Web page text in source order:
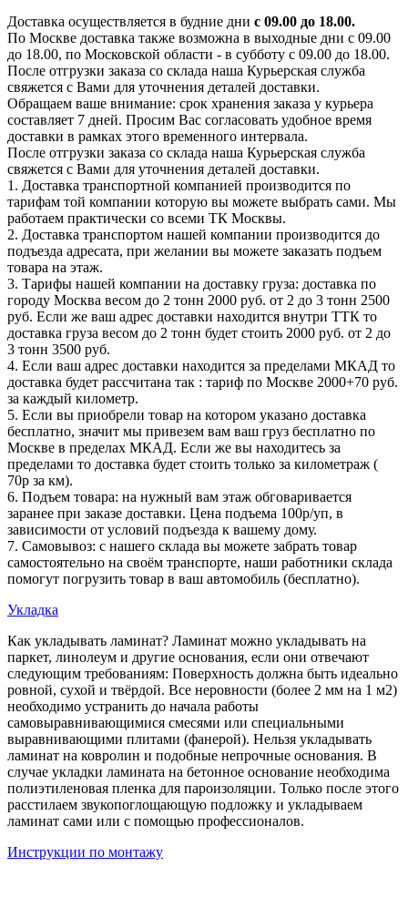
Доставка осуществляется в будние дни с 09.00 до 18.00.
По Москве доставка также возможна в выходные дни с 09.00
до 18.00, по Московской области - в субботу с 09.00 до 18.00.
После отгрузки заказа со склада наша Курьерская служба
свяжется с Вами для уточнения деталей доставки.
Обращаем ваше внимание: срок хранения заказа у курьера
составляет 7 дней. Просим Вас согласовать удобное время
доставки в рамках этого временного интервала.
После отгрузки заказа со склада наша Курьерская служба
свяжется с Вами для уточнения деталей доставки.
1. Доставка транспортной компанией производится по
тарифам той компании которую вы можете выбрать сами. Мы
работаем практически со всеми ТК Москвы.
2. Доставка транспортом нашей компании производится до
подъезда адресата, при желании вы можете заказать подъем
товара на этаж.
3. Тарифы нашей компании на доставку груза: доставка по
городу Москва весом до 2 тонн 2000 руб. от 2 до 3 тонн 2500
руб. Если же ваш адрес доставки находится внутри ТТК то
доставка груза весом до 2 тонн будет стоить 2000 руб. от 2 до
3 тонн 3500 руб.
4. Если ваш адрес доставки находится за пределами МКАД то
доставка будет рассчитана так : тариф по Москве 2000+70 руб.
за каждый километр.
5. Если вы приобрели товар на котором указано доставка
бесплатно, значит мы привезем вам ваш груз бесплатно по
Москве в пределах МКАД. Если же вы находитесь за
пределами то доставка будет стоить только за километраж (
70р за км).
6. Подъем товара: на нужный вам этаж обговаривается
заранее при заказе доставки. Цена подъема 100р/уп, в
зависимости от условий подъезда к вашему дому.
7. Самовывоз: с нашего склада вы можете забрать товар
самостоятельно на своём транспорте, наши работники склада
помогут погрузить товар в ваш автомобиль (бесплатно).
Укладка
Как укладывать ламинат? Ламинат можно укладывать на
паркет, линолеум и другие основания, если они отвечают
следующим требованиям: Поверхность должна быть идеально
ровной, сухой и твёрдой. Все неровности (более 2 мм на 1 м2)
необходимо устранить до начала работы
самовыравнивающимися смесями или специальными
выравнивающими плитами (фанерой). Нельзя укладывать
ламинат на ковролин и подобные непрочные основания. В
случае укладки ламината на бетонное основание необходима
полиэтиленовая пленка для пароизоляции. Только после этого
расстилаем звукопоглощающую подложку и укладываем
ламинат сами или с помощью профессионалов.
Инструкции по монтажу